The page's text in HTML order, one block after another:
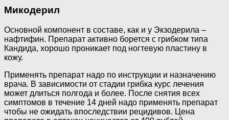
Микодерил
Основной компонент в составе, как и у Экзодерила –
нафтифин. Препарат активно борется с грибком типа
Кандида, хорошо проникает под ногтевую пластину в
кожу.
Применять препарат надо по инструкции и назначению
врача. В зависимости от стадии грибка курс лечения
может длиться полгода и более. После снятия всех
симптомов в течение 14 дней надо применять препарат
чтобы не ожидать впоследствии рецидивов. Цена